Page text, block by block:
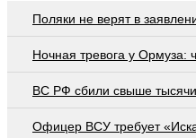
Поляки не верят в
Ночная тревога у Ормуза:
ВС РФ сбили свыше тысячи
Офицер ВСУ требует